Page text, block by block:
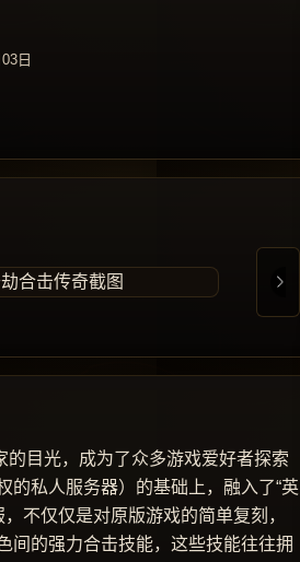
日
目光，成为了众多游戏爱好者探索
的私人服务器）的基础上，融入了“英
不仅仅是对原版游戏的简单复刻，
间的强力合击技能，这些技能往往拥